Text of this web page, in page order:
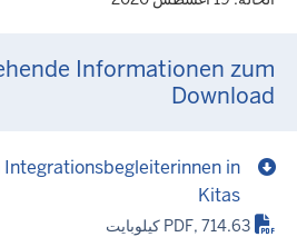
Informationen zum
Download
in
Kitas
PDF, 714.63 كيلوبايت